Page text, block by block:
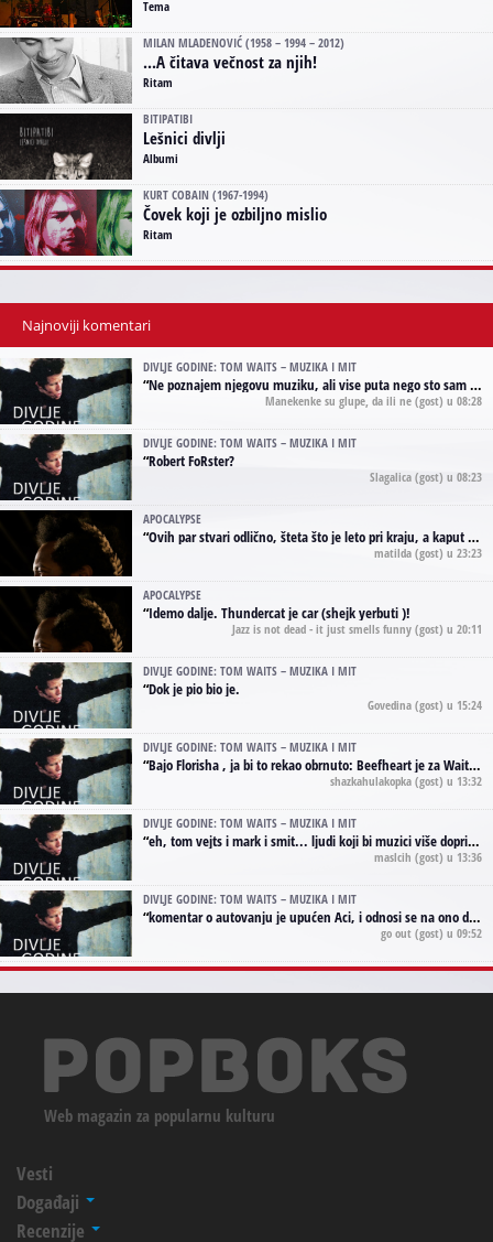
Tema
MILAN MLADENOVIĆ (1958 – 1994 – 2012)
...A čitava večnost za njih!
Ritam
BITIPATIBI
Lešnici divlji
Albumi
KURT COBAIN (1967-1994)
Čovek koji je ozbiljno mislio
Ritam
Najnoviji komentari
DIVLJE GODINE: TOM WAITS – MUZIKA I MIT
“Ne poznajem njegovu muziku, ali vise puta nego sto sam to zazeleo gledao sam njegove umjetnicke slike na raznim stranama interneta. Te stoga zakljucujem da je Tom Waits Lady Gaga muzike namrstenih, ma
Manekenke su glupe, da ili ne (gost) u 08:28
DIVLJE GODINE: TOM WAITS – MUZIKA I MIT
“Robert FoRster?
Slagalica (gost) u 08:23
APOCALYPSE
“Ovih par stvari odlično, šteta što je leto pri kraju, a kaput koji te vervoatno podseća na pirotski ćilim je iz tradicije Navaho indijanaca ;)
matilda (gost) u 23:23
APOCALYPSE
“Idemo dalje. Thundercat je car (shejk yerbuti )!
Jazz is not dead - it just smells funny (gost) u 20:11
DIVLJE GODINE: TOM WAITS – MUZIKA I MIT
“Dok je pio bio je.
Govedina (gost) u 15:24
DIVLJE GODINE: TOM WAITS – MUZIKA I MIT
“Bajo Florisha , ja bi to rekao obrnuto: Beefheart je za Waitsa, isto sto i Hendrix za Lenny Kravitza
shazkahulakopka (gost) u 13:32
DIVLJE GODINE: TOM WAITS – MUZIKA I MIT
“eh, tom vejts i mark i smit... ljudi koji bi muzici više doprineli da su radili kao vozači tramvaja u gsp-u.
maslcih (gost) u 13:36
DIVLJE GODINE: TOM WAITS – MUZIKA I MIT
“komentar o autovanju je upućen Aci, i odnosi se na ono drugo autovanje...'senzualnost Waitsa' ;)
go out (gost) u 09:52
Web magazin za popularnu kulturu
Vesti
Događaji
Recenzije